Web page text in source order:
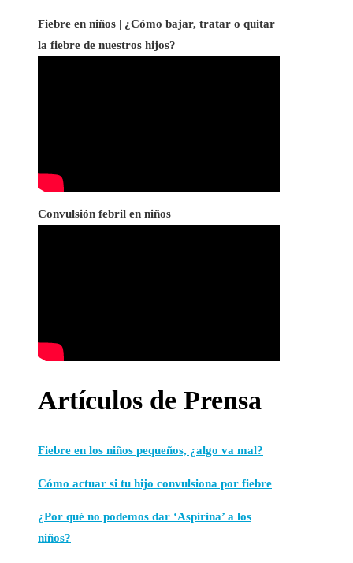
Fiebre en niños | ¿Cómo bajar, tratar o quitar
la fiebre de nuestros hijos?
Convulsión febril en niños
Artículos de Prensa
Fiebre en los niños pequeños, ¿algo va mal?
Cómo actuar si tu hijo convulsiona por fiebre
¿Por qué no podemos dar ‘Aspirina’ a los
niños?